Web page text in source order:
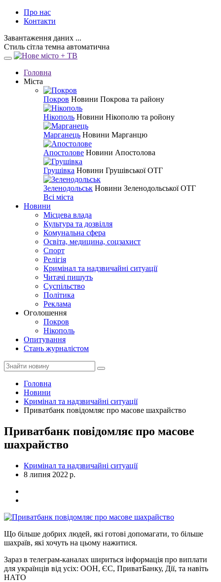
Про нас
Контакти
Завантаження даних ...
Стиль сітла темна автоматична
Головна
Міста
Покров Новини Покрова та району
Нікополь Новини Нікополю та ройону
Марганець Новини Марганцю
Апостолове Новини Апостолова
Грушівка Новини Грушівської ОТГ
Зеленодольськ Новини Зеленодольської ОТГ
Всі міста
Новини
Місцева влада
Культура та дозвілля
Комунальна сфера
Освіта, медицина, соцзахист
Спорт
Релігія
Кримінал та надзвичайні ситуації
Читачі пишуть
Суспільство
Політика
Реклама
Оголошення
Покров
Нікополь
Опитування
Стань журналістом
Головна
Новини
Кримінал та надзвичайні ситуації
Приватбанк повідомляє про масове шахрайство
Приватбанк повідомляє про масове
шахрайство
Кримінал та надзвичайні ситуації
8 липня 2022 р.
Що більше добрих людей, які готові допомагати, то більше
шахраїв, які хочуть на цьому нажитися.
Зараз в телеграм-каналах шириться інформація про виплати
для українців від усіх: ООН, ЄС, ПриватБанку, Дії, та навіть
НАТО